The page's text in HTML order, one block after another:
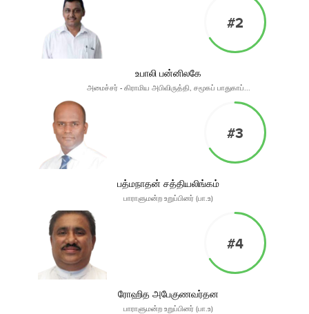
#2
உபாலி பன்னிலகே
அமைச்சர் - கிராமிய அபிவிருத்தி, சமூகப் பாதுகாப்...
#3
பத்மநாதன் சத்தியலிங்கம்
பாராளுமன்ற உறுப்பினர் (பா.உ)
#4
ரோஹித அபேகுணவர்தன
பாராளுமன்ற உறுப்பினர் (பா.உ)